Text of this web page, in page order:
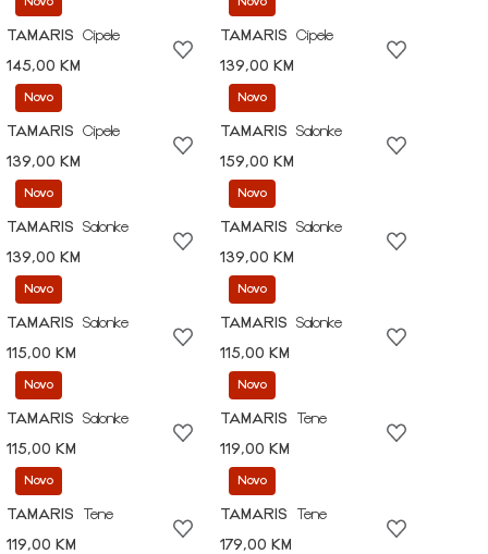
TAMARIS
Cipele
145,00 KM
TAMARIS
Cipele
139,00 KM
Novo
TAMARIS
Cipele
139,00 KM
Novo
TAMARIS
Salonke
159,00 KM
Novo
TAMARIS
Salonke
139,00 KM
Novo
TAMARIS
Salonke
139,00 KM
Novo
TAMARIS
Salonke
115,00 KM
Novo
TAMARIS
Salonke
115,00 KM
Novo
TAMARIS
Salonke
115,00 KM
Novo
TAMARIS
Tene
119,00 KM
Novo
TAMARIS
Tene
119,00 KM
Novo
TAMARIS
Tene
179,00 KM